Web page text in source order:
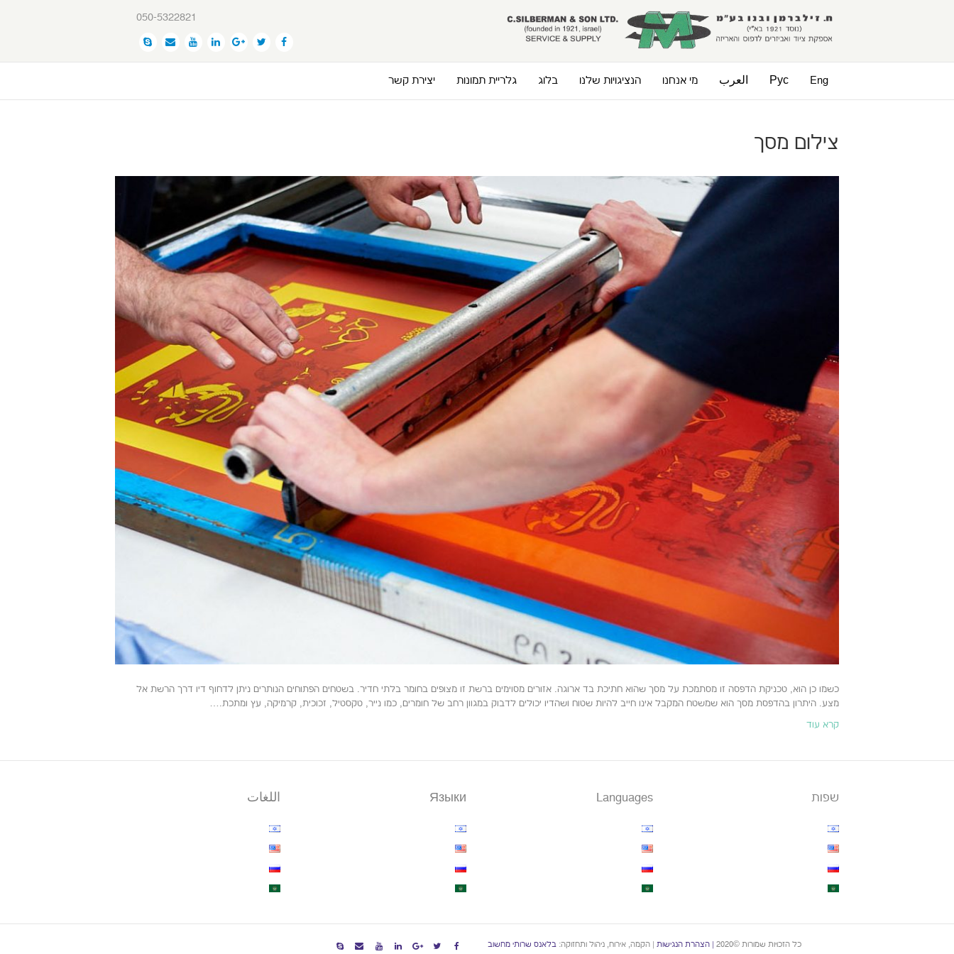
050-5322821
Eng
Рус العرب מי אנחנו הנציגויות שלנו בלוג גלריית תמונות יצירת קשר
צילום מסך
כשמו כן הוא, טכניקת הדפסה זו מסתמכת על מסך שהוא חתיכת בד ארוגה. אזורים מסוימים ברשת זו מצופים בחומר בלתי חדיר. בשטחים הפתוחים הנותרים ניתן לדחוף דיו דרך הרשת אל
מצע. היתרון בהדפסת מסך הוא שמשטח המקבל אינו חייב להיות שטוח ושהדיו יכולים לדבוק במגוון רחב של חומרים, כמו נייר, טקסטיל, זכוכית, קרמיקה, עץ ומתכת.…
קרא עוד
שפות Languages
Языки اللغات
כל הזכויות שמורות ©2020 | הצהרת הנגישות | הקמה, אירוח, ניהול ותחזוקה: בלאנס שרותי מחשוב